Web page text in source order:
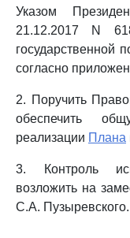
Указом
21.12.2017 N
государственной
согласно
2. Поручить
обеспечить
реализации Плана
3. Контроль
возложить на
С.А. Пузыревского.